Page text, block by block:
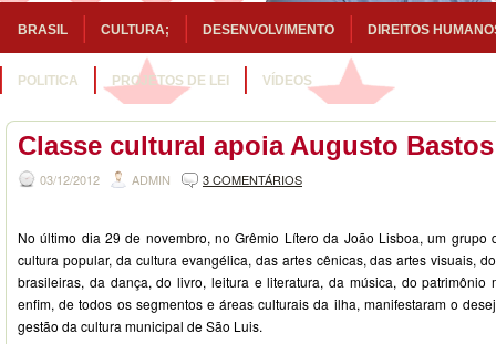
BRASIL CULTURA; DESENVOLVIMENTO DIREITOS
POLITICA PROJETOS DE LEI VÍDEOS
Classe cultural apoia Augusto Bastos
03/12/2012 ADMIN 3 COMENTÁRIOS
No último dia 29 de novembro, no Grêmio Lítero da João Lisboa, um grupo
cultura popular, da cultura evangélica, das artes cênicas, das artes visuais,
brasileiras, da dança, do livro, leitura e literatura, da música, do patrimônio
enfim, de todos os segmentos e áreas culturais da ilha, manifestaram o
gestão da cultura municipal de São Luis.